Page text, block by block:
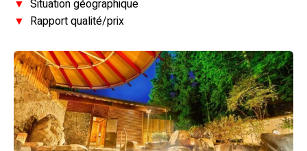
▼ Situation géographique
▼ Rapport qualité/prix